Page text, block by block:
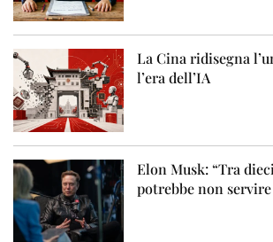
La Cina ridisegna
l’era dell’IA
Elon Musk: “Tra
potrebbe non servire